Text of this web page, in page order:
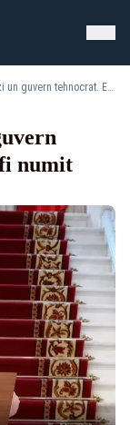
Nicușor Dan anunță azi un guvern tehnocrat. Eugen Tomac va fi numit premier -SURSE
numit